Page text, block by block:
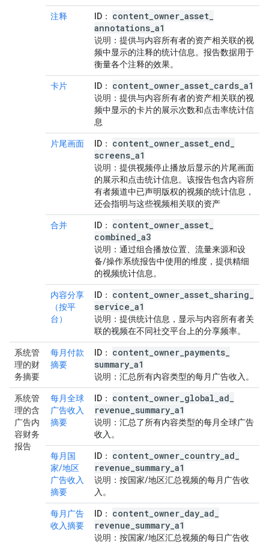
注释 ID ： content owner asset
annotations a1
说明 ：提供与内容所有者的资产相关联的视
频中显示的注释的统计信息。报告数据用于
衡量各个注释的效果。
卡片 ID ： content owner asset cards a1
说明 ：提供与内容所有者的资产相关联的视
频中显示的卡片的展示次数和点击率统计信
息
片尾画面 ID ： content owner asset end
screens a1
说明 ：提供视频停止播放后显示的片尾画面
的展示和点击统计信息。该报告包含内容所
有者频道中已声明版权的视频的统计信息，
还会指明与这些视频相关联的资产
合并 ID ： content owner asset
combined a3
说明 ：通过组合播放位置、流量来源和设
备/操作系统报告中使用的维度，提供精细
的视频统计信息。
内容分享
（按平
台）
ID ： content owner asset sharing
service a1
说明 ：提供统计信息，显示与内容所有者关
联的视频在不同社交平台上的分享频率。
系统管
理的财
务摘要
每月付款
摘要
ID ： content owner payments
summary a1
说明 ：汇总所有内容类型的每月广告收入。
系统管
理的含
广告内
容财务
报告
每月全球
广告收入
摘要
ID ： content owner global ad
revenue summary a1
说明 ：汇总了所有内容类型的每月全球广告
收入。
每月国
家/地区
广告收入
摘要
ID ： content owner country ad
revenue summary a1
说明 ：按国家/地区汇总视频的每月广告收
入。
每月广告
收入摘要
ID ： content owner day ad
revenue summary a1
说明 ：按国家/地区汇总视频的每日广告收